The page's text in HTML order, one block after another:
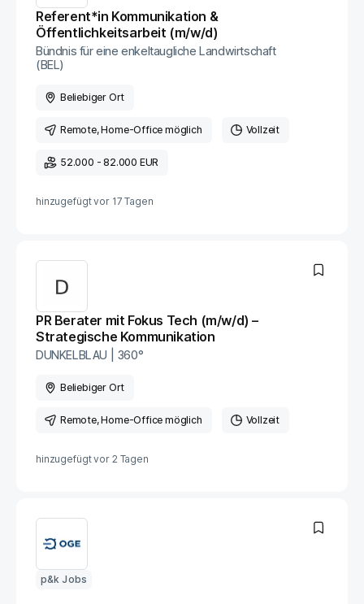
Referent*in Kommunikation &
Öffentlichkeitsarbeit (m​/w​/d)
Bündnis für eine enkeltaugliche Landwirtschaft
(BEL)
Beliebiger Ort
Remote, Home-Office möglich Vollzeit
52.000 - 82.000 EUR
hinzugefügt vor 17 Tagen
PR Berater mit Fokus Tech (m/w/d) –
Strategische Kommunikation
DUNKELBLAU | 360°
Beliebiger Ort
Remote, Home-Office möglich Vollzeit
hinzugefügt vor 2 Tagen
p&k Jobs